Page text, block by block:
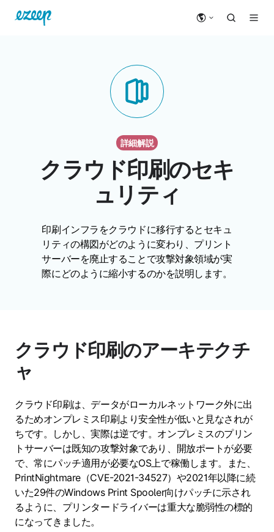
詳細解説
クラウド印刷のセキ
ュリティ
印刷インフラをクラウドに移行するとセキュ
リティの構図がどのように変わり、プリント
サーバーを廃止することで攻撃対象領域が実
際にどのように縮小するのかを説明します。
クラウド印刷のアーキテクチ
ャ
クラウド印刷は、データがローカルネットワーク外に出
るためオンプレミス印刷より安全性が低いと見なされが
ちです。しかし、実際は逆です。オンプレミスのプリン
トサーバーは既知の攻撃対象であり、開放ポートが必要
で、常にパッチ適用が必要なOS上で稼働します。また、
PrintNightmare（CVE-2021-34527）や2021年以降に続
いた29件のWindows Print Spooler向けパッチに示され
るように、プリンタードライバーは重大な脆弱性の標的
になってきました。